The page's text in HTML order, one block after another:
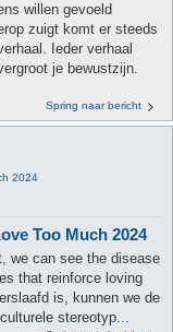
willen gevoeld
zuigt komt er steeds
Ieder verhaal
je bewustzijn.
Spring naar bericht
2024
Too Much 2024
we can see the disease
that reinforce loving
is, kunnen we de
stereotyp...